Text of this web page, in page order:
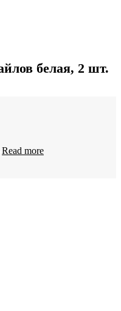
белая, 2 шт.
Read more